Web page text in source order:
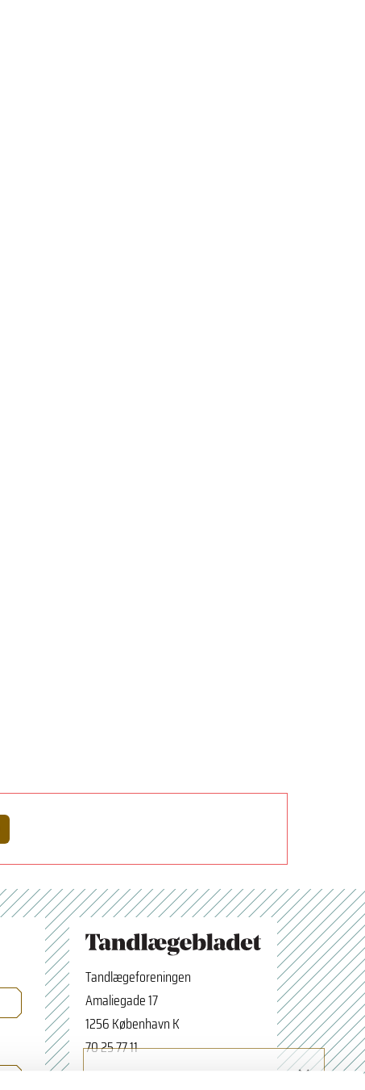
Tandlægeforeningen
Amaliegade 17
1256 København K
70 25 77 11
×